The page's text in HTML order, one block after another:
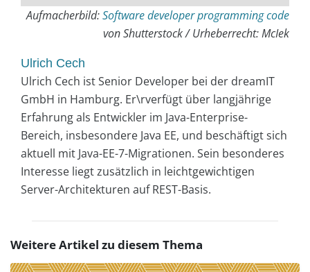
Aufmacherbild:Software developer programming code
von Shutterstock / Urheberrecht: McIek
Ulrich Cech
Ulrich Cech ist Senior Developer bei der dreamIT
GmbH in Hamburg. Er\rverfügt über langjährige
Erfahrung als Entwickler im Java-Enterprise-
Bereich, insbesondere Java EE, und beschäftigt sich
aktuell mit Java-EE-7-Migrationen. Sein besonderes
Interesse liegt zusätzlich in leichtgewichtigen
Server-Architekturen auf REST-Basis.
Weitere Artikel zu diesem Thema